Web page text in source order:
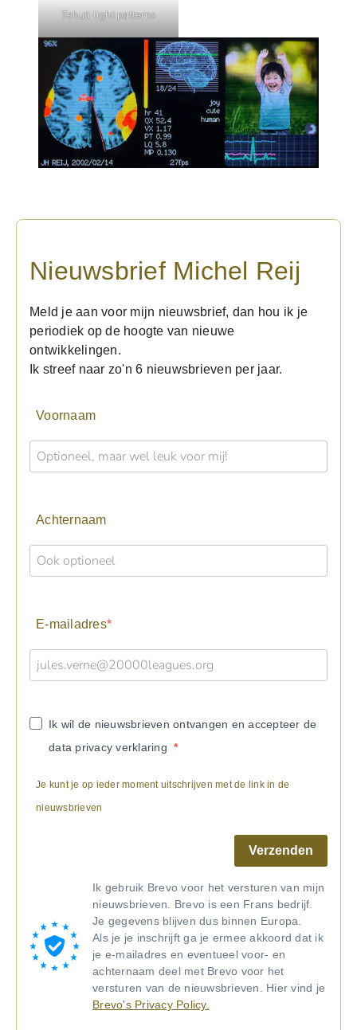
Tehuti light patterns
Nieuwsbrief Michel Reij
Meld je aan voor mijn nieuwsbrief, dan hou ik je
periodiek op de hoogte van nieuwe
ontwikkelingen.
Ik streef naar zo'n 6 nieuwsbrieven per jaar.
Voornaam
Achternaam
E-mailadres
Ik wil de nieuwsbrieven ontvangen en accepteer de
data privacy verklaring
Je kunt je op ieder moment uitschrijven met de link in de
nieuwsbrieven
Verzenden
Ik gebruik Brevo voor het versturen van mijn
nieuwsbrieven. Brevo is een Frans bedrijf.
Je gegevens blijven dus binnen Europa.
Als je je inschrijft ga je ermee akkoord dat ik
je e-mailadres en eventueel voor- en
achternaam deel met Brevo voor het
versturen van de nieuwsbrieven. Hier vind je
Brevo's Privacy Policy.